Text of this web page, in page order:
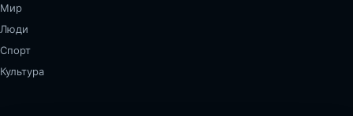
Мир
Люди
Спорт
Культура